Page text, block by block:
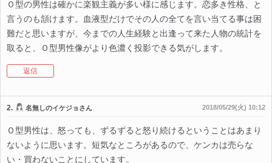
Ｏ型の男性は確かに楽観主義が多い様に感じます。恋多き性格、と
言うのも頷けます。血液型だけでその人の全てを言い当てる事は困
難だと思いますが、今までの人生経験と出逢って来た人物の統計を
取ると、Ｏ型男性像がより色濃く投影できる気がします。
返信
2. 名無しのイケジョさん 2018/05/29(火) 10:12
Ｏ型男性は、怒っても、ずるずると怒り続けるということはあまり
ないように思います。短気なところがあるので、ケンカは売らな
い・買わないことにしています。